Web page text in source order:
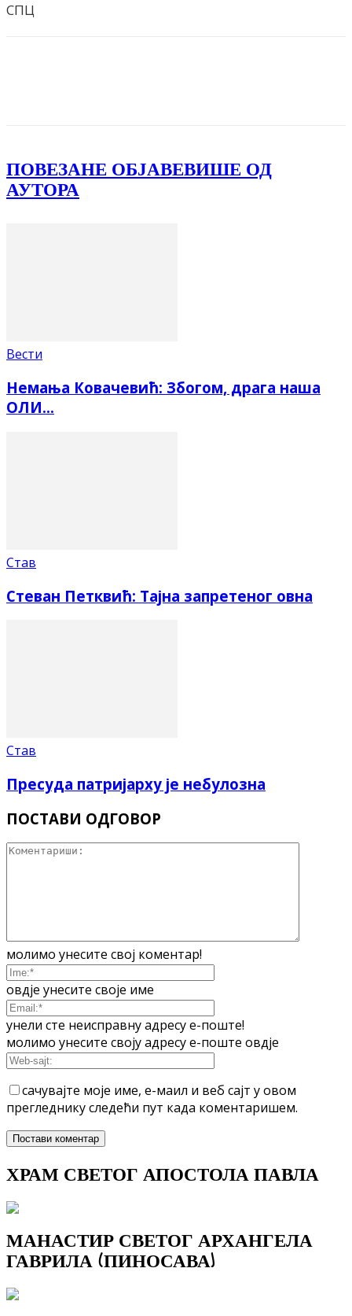
СПЦ
ПОВЕЗАНЕ ОБЈАВЕВИШЕ ОД
АУТОРА
Вести
Немања Ковачевић: Збогом, драга наша
ОЛИ…
Став
Стеван Петквић: Тајна запретеног овна
Став
Пресуда патријарху је небулозна
ПОСТАВИ ОДГОВОР
молимо унесите свој коментар!
овдје унесите своје име
унели сте неисправну адресу е-поште!
молимо унесите своју адресу е-поште овдје
сачувајте моје име, е-маил и веб сајт у овом
прегледнику следећи пут када коментаришем.
ХРАМ СВЕТОГ АПОСТОЛА ПАВЛА
МАНАСТИР СВЕТОГ АРХАНГЕЛА
ГАВРИЛА (ПИНОСАВА)